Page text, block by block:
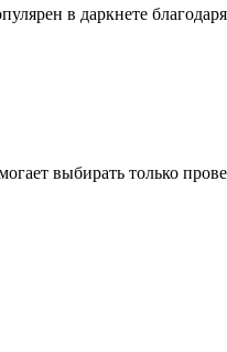
в даркнете
выбирать только